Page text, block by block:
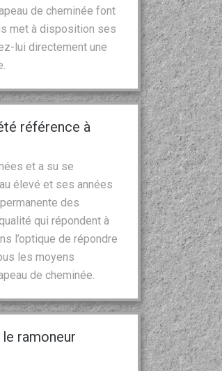
de cheminée font
met à disposition ses
lui directement une
référence à
et a su se
élevé et ses années
des
qui répondent à
l’optique de répondre
les moyens
de cheminée.
ramoneur